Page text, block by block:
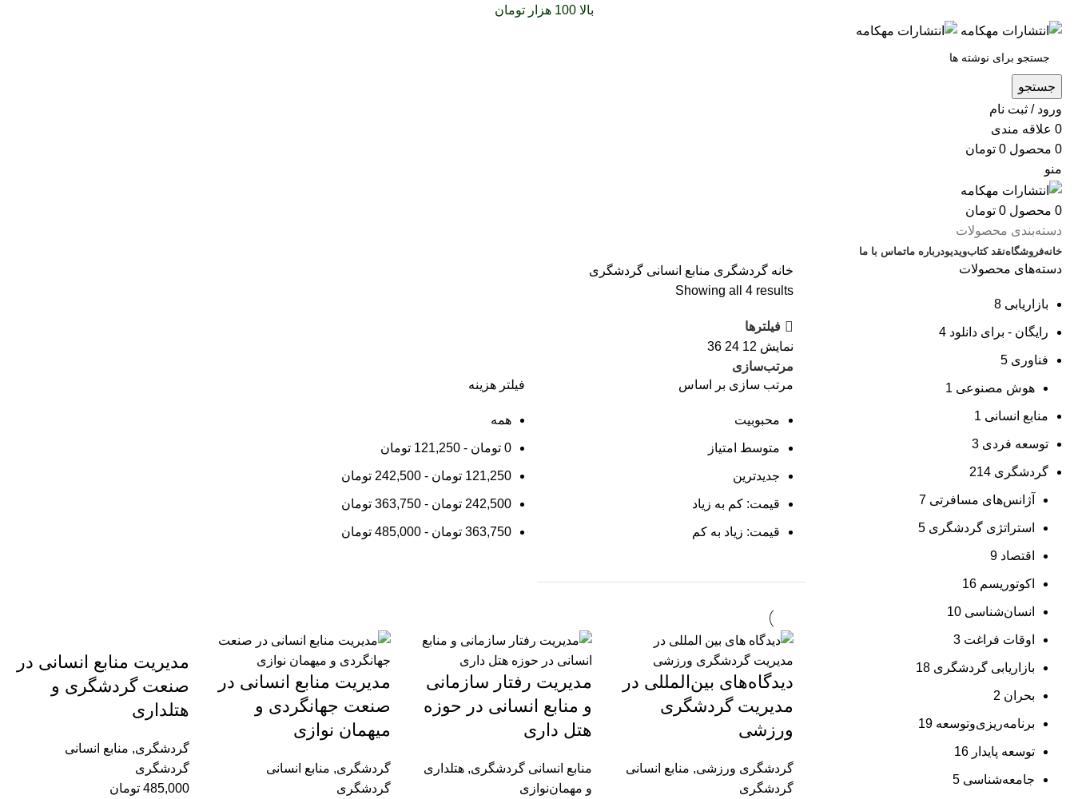
بالا 100 هزار تومان
جستجو
ورود / ثبت نام
0 علاقه مندی
0 محصول 0 تومان
منو
0 محصول 0 تومان
دسته‌بندی محصولات
خانهفروشگاهنقد کتابویدیودرباره‌ ماتماس با ما
دسته‌های محصولات
بازاریابی 8
رایگان - برای دانلود 4
فناوری 5
هوش مصنوعی 1
منابع انسانی 1
توسعه فردی 3
گردشگری 214
آژانس‌های مسافرتی 7
استراتژی گردشگری 5
اقتصاد 9
اکوتوریسم 16
انسان‌شناسی 10
اوقات فراغت 3
بازاریابی گردشگری 18
بحران 2
برنامه‌ریزی‌وتوسعه 19
توسعه پایدار 16
جامعه‌شناسی 5
خانه گردشگری منابع انسانی گردشگری
Showing all 4 results
فیلترها
نمایش 12
24
36
مرتب‌سازی
مرتب سازی بر اساس
محبوبیت
متوسط امتیاز
جدیدترین
قیمت: کم به زیاد
قیمت: زیاد به کم
فیلتر هزینه
همه
0 تومان -
121,250 تومان
121,250 تومان -
242,500 تومان
242,500 تومان -
363,750 تومان
363,750 تومان -
485,000 تومان
دیدگاه‌های بین‌المللی در
مدیریت گردشگری
ورزشی
گردشگری ورزشی, منابع انسانی
گردشگری
مدیریت رفتار سازمانی
و منابع انسانی در حوزه
هتل داری
منابع انسانی گردشگری, هتلداری
و مهمان‌نوازی
مدیریت منابع انسانی در
صنعت جهانگردی و
میهمان نوازی
گردشگری, منابع انسانی
گردشگری
مدیریت منابع انسانی در
صنعت گردشگری و
هتلداری
گردشگری, منابع انسانی
گردشگری
485,000 تومان